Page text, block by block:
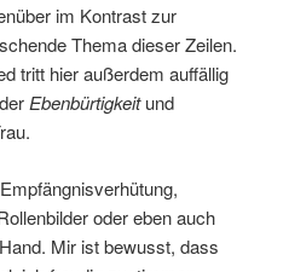
im Kontrast zur
Thema dieser Zeilen.
tritt hier außerdem auffällig
Ebenbürtigkeitund
oder eben auch
Mir ist bewusst, dass